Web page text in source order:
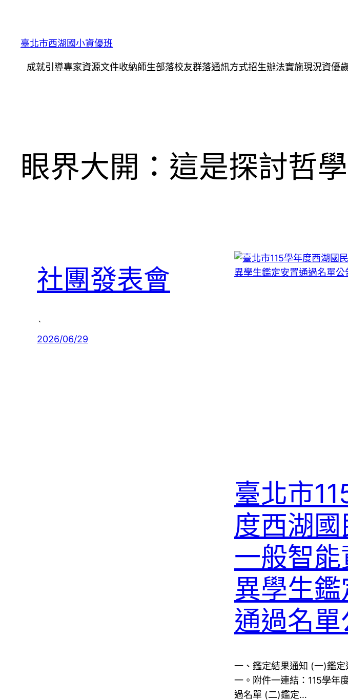
臺北市西湖國小資優班
成就引導專家資源文件收納師生部落校友群落通訊方式招生辦法實施現況資優
眼界大開：這是探討哲
社團發表會
ˋ
2026/06/29
臺北市
度西湖
一般智
異學生
通過名單
一、鑑定結果通知 (一)鑑
一。附件一連結：115學年
過名單 (二)鑑定…